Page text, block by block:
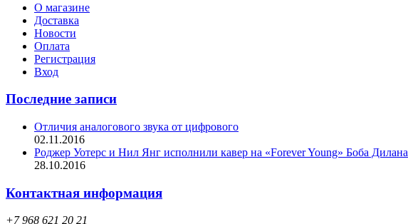
О магазине
Доставка
Новости
Оплата
Регистрация
Вход
Последние записи
Отличия аналогового звука от цифрового
02.11.2016
Роджер Уотерс и Нил Янг исполнили кавер на «Forever Young» Боба Дилана
28.10.2016
Контактная информация
+7 968 621 20 21